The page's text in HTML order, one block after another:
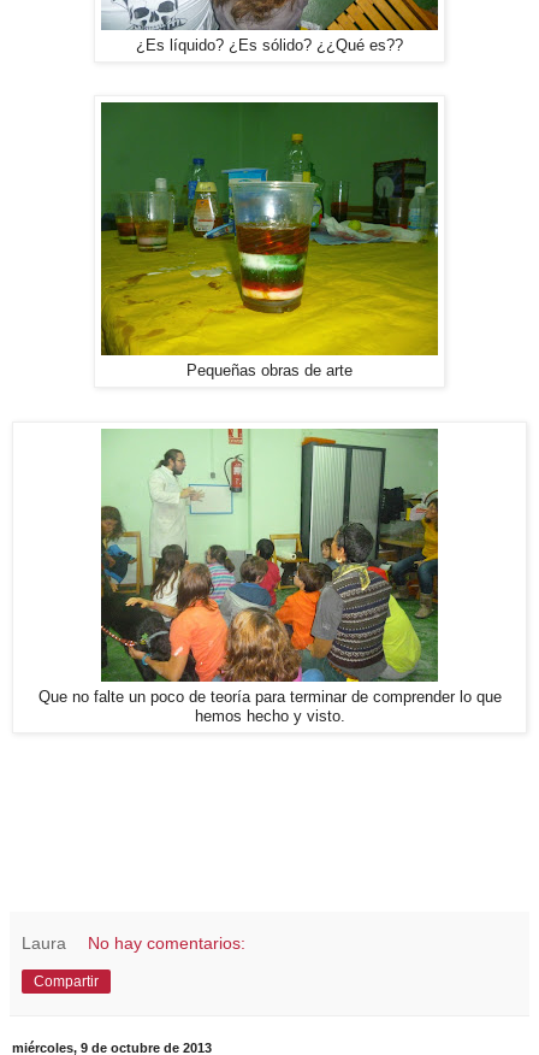
¿Es líquido? ¿Es sólido? ¿¿Qué es??
Pequeñas obras de arte
Que no falte un poco de teoría para terminar de comprender lo que
hemos hecho y visto.
Laura No hay comentarios:
Compartir
miércoles, 9 de octubre de 2013